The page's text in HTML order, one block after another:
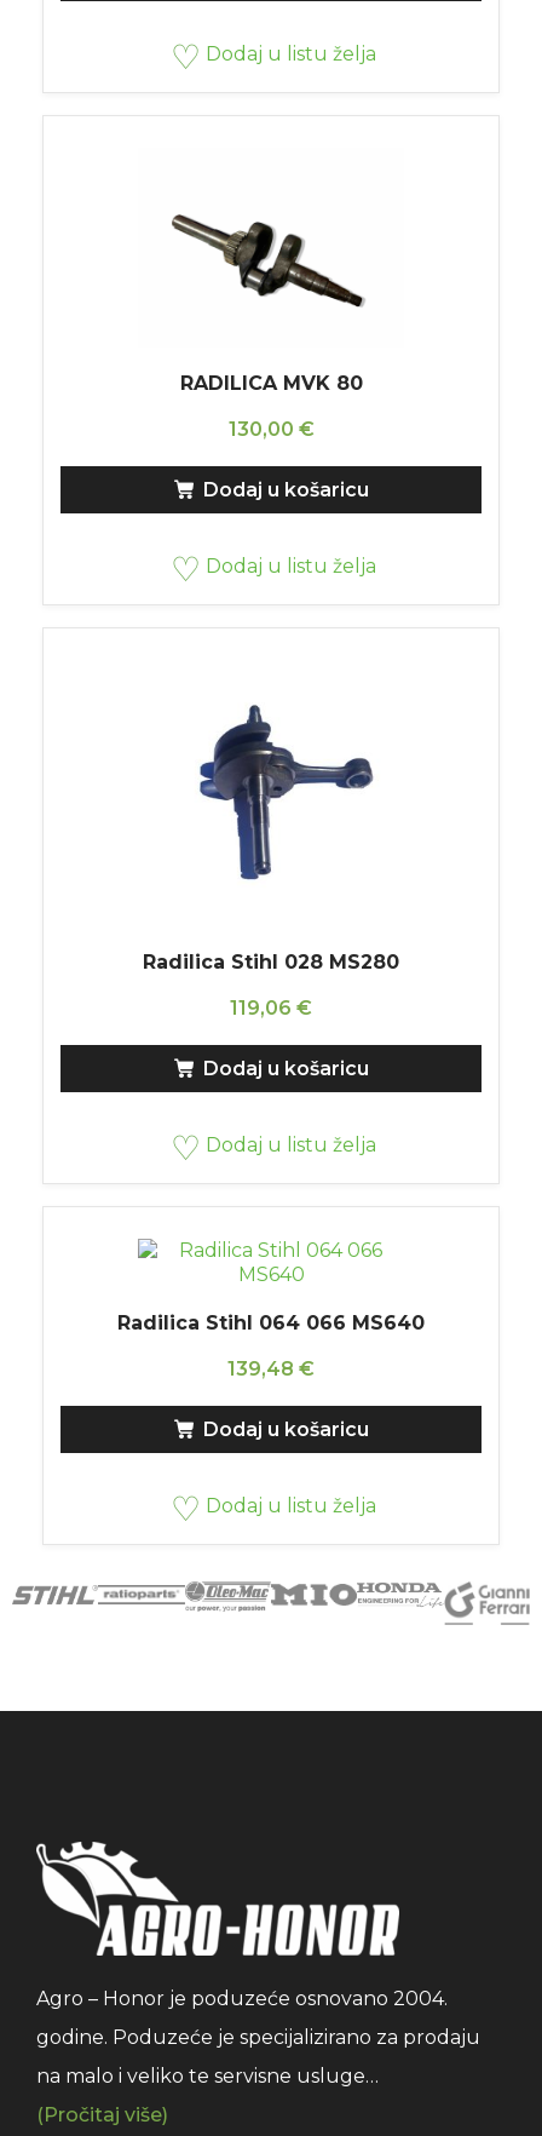
Dodaj u listu želja
RADILICA MVK 80
130,00 €
Dodaj u košaricu
Dodaj u listu želja
Radilica Stihl 028 MS280
119,06 €
Dodaj u košaricu
Dodaj u listu želja
Radilica Stihl 064 066 MS640
139,48 €
Dodaj u košaricu
Dodaj u listu želja
Agro – Honor je poduzeće osnovano 2004.
godine. Poduzeće je specijalizirano za prodaju
na malo i veliko te servisne usluge…
(Pročitaj više)